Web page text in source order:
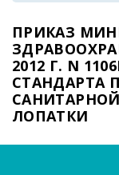
ПРИКАЗ
2012 Г. N
СТАНДАРТА
ЛОПАТКИ